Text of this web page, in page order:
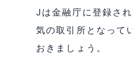
Jは金融庁に登録さ
気の取引所となって
おきましょう。